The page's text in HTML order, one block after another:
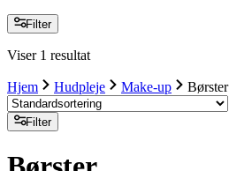
Filter
Viser 1 resultat
Hjem Hudpleje Make-up Børster
Filter